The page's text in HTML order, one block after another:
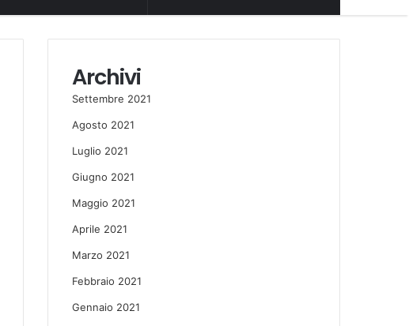
Archivi
Settembre 2021
Agosto 2021
Luglio 2021
Giugno 2021
Maggio 2021
Aprile 2021
Marzo 2021
Febbraio 2021
Gennaio 2021